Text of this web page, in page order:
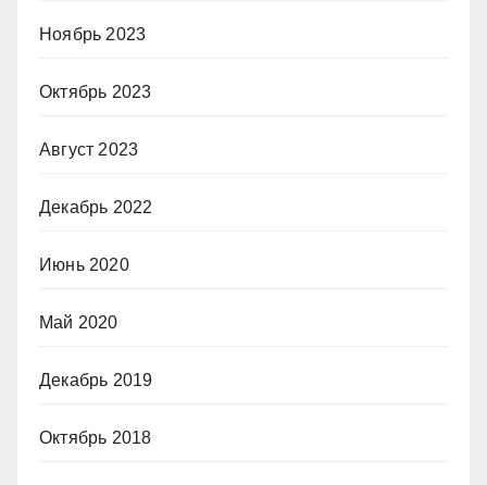
Ноябрь 2023
Октябрь 2023
Август 2023
Декабрь 2022
Июнь 2020
Май 2020
Декабрь 2019
Октябрь 2018